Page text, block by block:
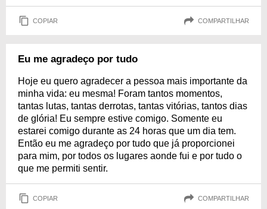
COPIAR COMPARTILHAR
Eu me agradeço por tudo
Hoje eu quero agradecer a pessoa mais importante da
minha vida: eu mesma! Foram tantos momentos,
tantas lutas, tantas derrotas, tantas vitórias, tantos dias
de glória! Eu sempre estive comigo. Somente eu
estarei comigo durante as 24 horas que um dia tem.
Então eu me agradeço por tudo que já proporcionei
para mim, por todos os lugares aonde fui e por tudo o
que me permiti sentir.
COPIAR COMPARTILHAR